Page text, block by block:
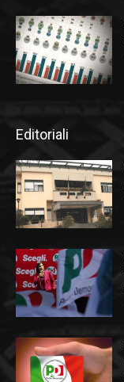
Editoriali